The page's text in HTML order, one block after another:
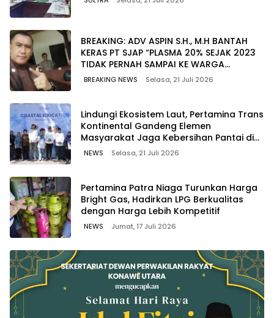
BREAKING: ADV ASPIN S.H., M.H BANTAH
KERAS PT SJAP “PLASMA 20% SEJAK 2023
TIDAK PERNAH SAMPAI KE WARGA
WAWOONE!
BREAKING NEWS Selasa, 21 Juli 2026
Lindungi Ekosistem Laut, Pertamina Trans
Kontinental Gandeng Elemen
Masyarakat Jaga Kebersihan Pantai di
Bitung, Sulawesi
NEWS Selasa, 21 Juli 2026
Pertamina Patra Niaga Turunkan Harga
Bright Gas, Hadirkan LPG Berkualitas
dengan Harga Lebih Kompetitif
NEWS Jumat, 17 Juli 2026